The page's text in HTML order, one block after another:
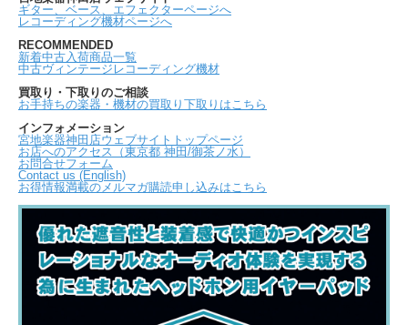
ギター、ベース、エフェクターページへ
レコーディング機材ページへ
RECOMMENDED
新着中古入荷商品一覧
中古ヴィンテージレコーディング機材
買取り・下取りのご相談
お手持ちの楽器・機材の買取り下取りはこちら
インフォメーション
宮地楽器神田店ウェブサイトトップページ
お店へのアクセス（東京都 神田/御茶ノ水）
お問合せフォーム
Contact us (English)
お得情報満載のメルマガ購読申し込みはこちら